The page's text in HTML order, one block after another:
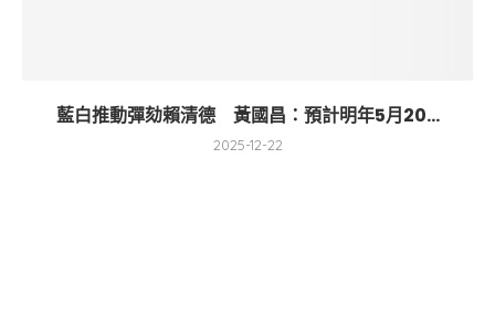
藍白推動彈劾賴清德 黃國昌：預計明年5月20...
2025-12-22